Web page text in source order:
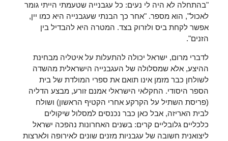
"בהתחלה לא היה לי נעים: כל עגבנייה שטעמתי הייתי גומר
לאכול", הוא מספר. "אחר כך הבנתי שעגבנייה היא כמו יין,
אפשר לקחת ביס ולזרוק בצד. המטרה היא להבדיל בין
הזנים".
לדברי מרום, ישראל יכולה להתעלות על איטליה מבחינת
ההיצע, אלא שמסלולה של העגבנייה הישראלית מהשדה
לשולחן כבר מזמן אינו תואם את ספרי המולדת של בית
הספר היסודי. החקלאי הישראלי אמנם זורע, מבצע הדליה
(פריסת השתיל על הקרקע אחרי הקטיף הראשון) ושולח
לבית האריזה, אבל כאן כבר נכנסים למסלול שיקולים
כלכליים גלובליים קרים: בשנים האחרונות נהפכה ישראל
ליצואנית חשובה של עגבניות מזנים שונים לאירופה ולארצות